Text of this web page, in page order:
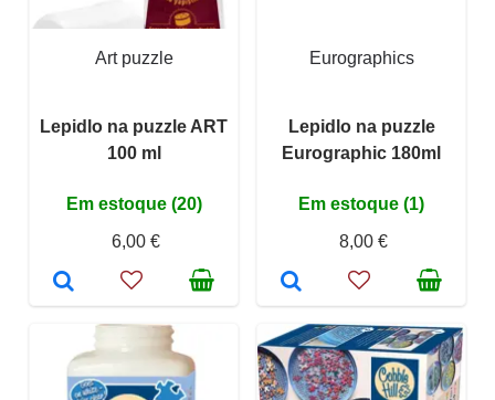
Art puzzle
Lepidlo na puzzle ART
100 ml
Em estoque (20)
6,00 €
Eurographics
Lepidlo na puzzle
Eurographic 180ml
Em estoque (1)
8,00 €